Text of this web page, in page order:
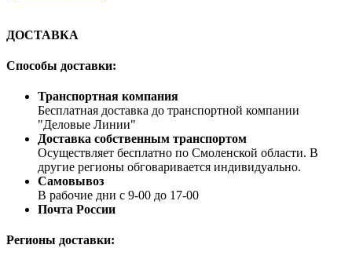
ДОСТАВКА
Способы доставки:
Транспортная компания
Бесплатная доставка до транспортной компании
"Деловые Линии"
Доставка собственным транспортом
Осуществляет бесплатно по Смоленской области. В
другие регионы обговаривается индивидуально.
Самовывоз
В рабочие дни с 9-00 до 17-00
Почта России
Регионы доставки: